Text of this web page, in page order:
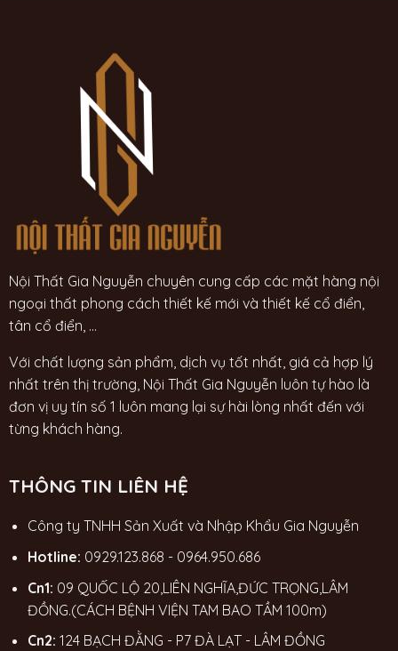
Nội Thất Gia Nguyễn chuyên cung cấp các mặt hàng nội
ngoại thất phong cách thiết kế mới và thiết kế cổ điển,
tân cổ điển, ...
Với chất lượng sản phẩm, dịch vụ tốt nhất, giá cả hợp lý
nhất trên thị trường, Nội Thất Gia Nguyễn luôn tự hào là
đơn vị uy tín số 1 luôn mang lại sự hài lòng nhất đến với
từng khách hàng.
THÔNG TIN LIÊN HỆ
Công ty TNHH Sản Xuất và Nhập Khẩu Gia Nguyễn
Hotline: 0929.123.868 - 0964.950.686
Cn1: 09 QUỐC LỘ 20,LIÊN NGHĨA,ĐỨC TRỌNG,LÂM
ĐỒNG.(CÁCH BỆNH VIỆN TAM BAO TẦM 100m)
Cn2: 124 BẠCH ĐẰNG - P7 ĐÀ LẠT - LÂM ĐỒNG